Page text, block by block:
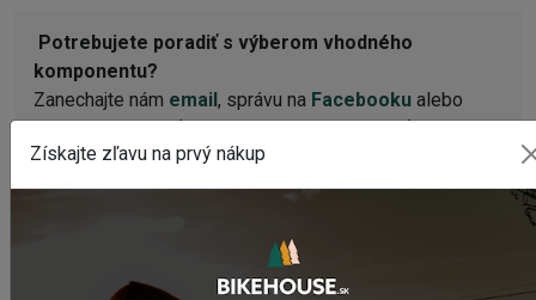
Potrebujete poradiť s výberom vhodného
komponentu?
Zanechajte nám email, správu na Facebooku alebo
využite nášchat(zelené tlačidlo vpravo dole).
WEBOVÁ STRÁNKA VÝROBCU
Získajte zľavu na prvý nákup